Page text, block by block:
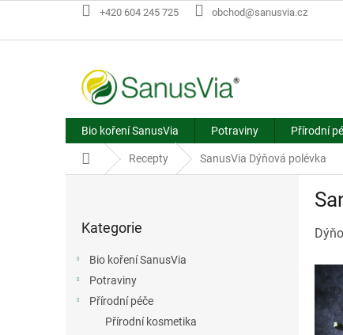
+420 604 245 725 obchod@sanusvia.cz
Bio koření SanusVia Potraviny Přírodní
Domů Recepty SanusVia Dýňová polévka
kategorie
Kategorie
Bio koření SanusVia
Potraviny
Přírodní péče
Přírodní kosmetika